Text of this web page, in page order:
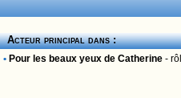
Acteur principal dans :
• Pour les beaux yeux de Catherine -